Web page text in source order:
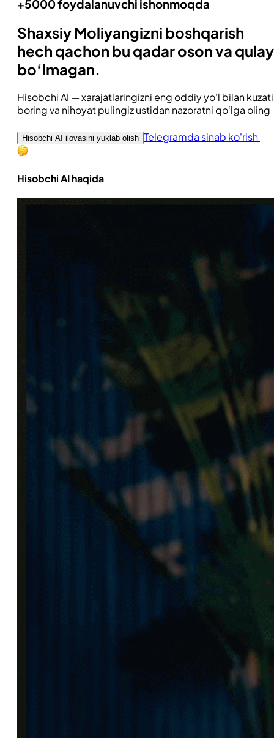
+5000 foydalanuvchi ishonmoqda
Shaxsiy Moliyangizni boshqarish
hech qachon bu qadar oson va qulay
bo‘lmagan.
Hisobchi AI — xarajatlaringizni eng oddiy yo‘l bilan
boring va nihoyat pulingiz ustidan nazoratni qo‘lga oling
Hisobchi AI ilovasini yuklab olish Telegramda sinab ko'rish
Hisobchi AI haqida